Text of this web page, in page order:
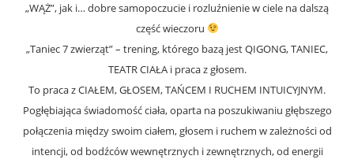
„WĄŻ”, jak i… dobre samopoczucie i rozluźnienie w ciele na dalszą
część wieczoru
„Taniec 7 zwierząt” – trening, którego bazą jest QIGONG, TANIEC,
TEATR CIAŁA i praca z głosem.
To praca z CIAŁEM, GŁOSEM, TAŃCEM I RUCHEM INTUICYJNYM.
Pogłębiająca świadomość ciała, oparta na poszukiwaniu głębszego
połączenia między swoim ciałem, głosem i ruchem w zależności od
intencji, od bodźców wewnętrznych i zewnętrznych, od energii